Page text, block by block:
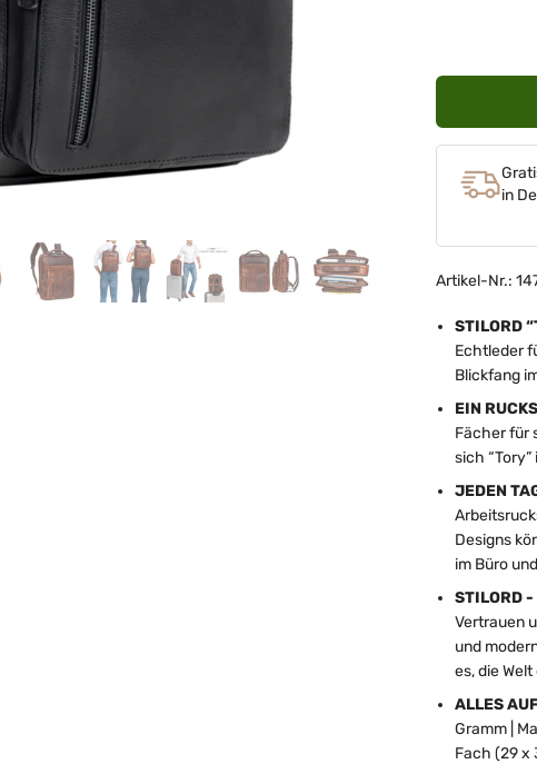
in
Artikel-Nr.:
STILORD
Echtleder
Blickfang
EIN
Fächer für
sich
JEDEN
Designs
im Büro
STILORD -
Vertrauen
und
es, die
ALLES
Gramm |
Fach (29 x